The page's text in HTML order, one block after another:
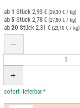
1 2,93 € (29,30 € / kg)
5 2,78 € (27,80 € / kg)
20 2,31 € (23,10 € / kg)
*